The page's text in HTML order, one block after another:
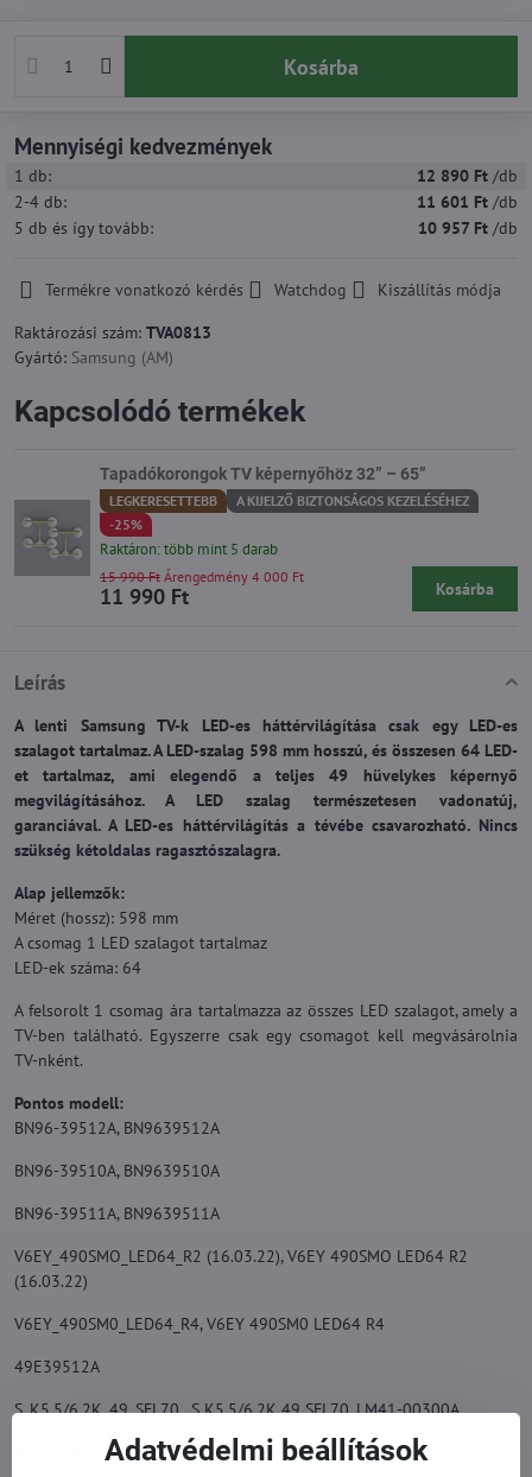
Kosárba
Mennyiségi kedvezmények
1 db: 12 890 Ft /db
2-4 db: 11 601 Ft /db
5 db és így tovább: 10 957 Ft /db
Termékre vonatkozó kérdés Watchdog
Kiszállítás módja
Raktározási szám: TVA0813
Gyártó: Samsung (AM)
Leírás
A lenti Samsung TV-k LED-es háttérvilágítása csak egy LED-es
szalagot tartalmaz. A LED-szalag 598 mm hosszú, és összesen 64 LED-
et tartalmaz, ami elegendő a teljes 49 hüvelykes képernyő
megvilágításához. A LED szalag természetesen vadonatúj,
garanciával. A LED-es háttérvilágítás a tévébe csavarozható. Nincs
szükség kétoldalas ragasztószalagra.
Alap jellemzők:
Méret (hossz): 598 mm
A csomag 1 LED szalagot tartalmaz
LED-ek száma: 64
A felsorolt 1 csomag ára tartalmazza az összes LED szalagot, amely a
TV-ben található. Egyszerre csak egy csomagot kell megvásárolnia
TV-nként.
Pontos modell:
BN96-39512A, BN9639512A
BN96-39510A, BN9639510A
BN96-39511A, BN9639511A
V6EY_490SMO_LED64_R2 (16.03.22), V6EY 490SMO LED64 R2
(16.03.22)
V6EY_490SM0_LED64_R4, V6EY 490SM0 LED64 R4
49E39512A
S_K5.5/6.2K_49_SFL70 , S K5.5/6.2K 49 SFL70, LM41-00300A
Az eredeti helyettesítésére.
Kapcsolódó termékek
Tapadókorongok TV képernyőhöz 32” – 65”
LEGKERESETTEBB
A KIJELZŐ BIZTONSÁGOS KEZELÉSÉHEZ
-25%
Raktáron: több mint 5 darab
11 990 Ft
15 990 Ft Árengedmény 4 000 Ft
Kosárba
Adatvédelmi beállítások